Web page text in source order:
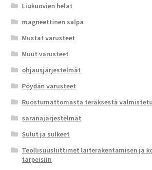
Liukuovien helat
magneettinen salpa
Mustat varusteet
Muut varusteet
ohjausjärjestelmät
Pöydän varusteet
Ruostumattomasta teräksestä
saranajärjestelmät
Sulut ja sulkeet
Teollisuusliittimet laiterakentamisen ja
tarpeisiin